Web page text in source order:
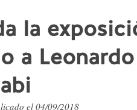
la
a
el 04/09/2018